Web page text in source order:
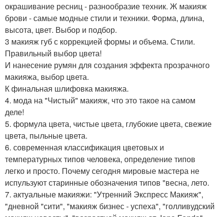
окрашивание ресниц - разнообразие техник. Ж макияж
брови - самые модные стили и техники. Форма, длина,
высота, цвет. Выбор и подбор.
3 макияж губ с коррекцией формы и объема. Стили.
Правильный выбор цвета!
И нанесение румян для создания эффекта прозрачного
макияжа, выбор цвета.
К финальная шлифовка макияжа.
4. мода на "Чистый" макияж, что это такое на самом
деле!
5. формула цвета, чистые цвета, глубокие цвета, свежие
цвета, пыльные цвета.
6. современная классификация цветовых и
температурных типов человека, определение типов
легко и просто. Почему сегодня мировые мастера не
испульзуют старинные обозначения типов "весна, лето.
7. актуальные макияжи: "Утренний Экспресс Макияж",
"дневной "сити", "макияж бизнес - успеха", "голливудский